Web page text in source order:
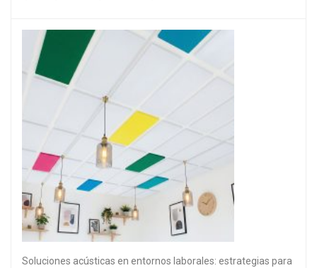
Soluciones acústicas en entornos laborales: estrategias para